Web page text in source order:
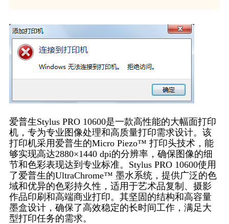
爱普生Stylus PRO 10600是一款高性能的大幅面打印
机，专为专业图像处理和高质量打印需求设计。该
打印机采用爱普生的Micro Piezo™ 打印头技术，能
够实现高达2880×1440 dpi的分辨率，确保图像的细
节和色彩表现达到专业标准。Stylus PRO 10600使用
了爱普生的UltraChrome™ 墨水系统，提供广泛的色
域和优异的色彩持久性，适用于艺术品复制、摄影
作品印刷和高端商业打印。其坚固的结构和高容量
墨盒设计，确保了高效稳定的长时间工作，满足大
型打印任务的需求。